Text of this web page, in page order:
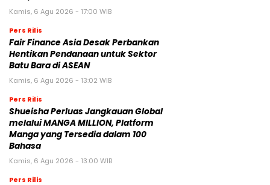
Kamis, 6 Agu 2026 - 17:00 WIB
Pers Rilis
Fair Finance Asia Desak Perbankan
Hentikan Pendanaan untuk Sektor
Batu Bara di ASEAN
Kamis, 6 Agu 2026 - 13:02 WIB
Pers Rilis
Shueisha Perluas Jangkauan Global
melalui MANGA MILLION, Platform
Manga yang Tersedia dalam 100
Bahasa
Kamis, 6 Agu 2026 - 13:00 WIB
Pers Rilis